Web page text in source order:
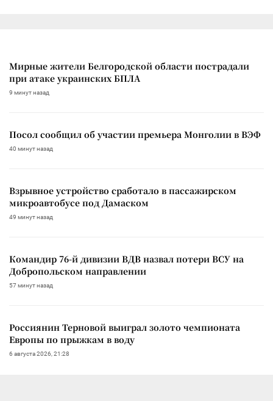
Мирные жители Белгородской области пострадали
при атаке украинских БПЛА
9 минут назад
Посол сообщил об участии премьера Монголии в ВЭФ
40 минут назад
Взрывное устройство сработало в пассажирском
микроавтобусе под Дамаском
49 минут назад
Командир 76-й дивизии ВДВ назвал потери ВСУ на
Добропольском направлении
57 минут назад
Россиянин Терновой выиграл золото чемпионата
Европы по прыжкам в воду
6 августа 2026, 21:28